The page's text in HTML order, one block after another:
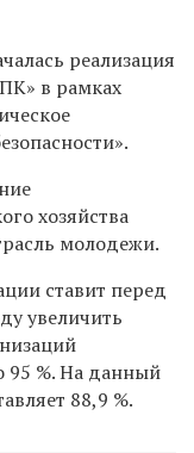
реализация
в рамках
хозяйства
молодежи.
ставит перед
увеличить
95 %. На данный
88,9 %.